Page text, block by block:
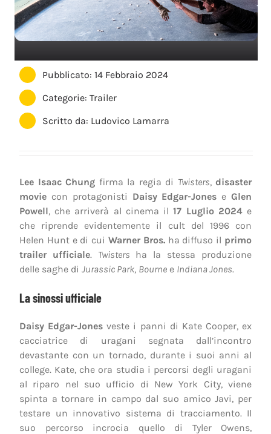
Pubblicato: 14 Febbraio 2024
Categorie:Trailer
Scritto da: Ludovico Lamarra
Lee Isaac Chung firma la regia di Twisters, disaster
movie con protagonisti Daisy Edgar-Jones eGlen
Powell, che arriverà al cinema il17 Luglio 2024e
che riprende evidentemente il cult del 1996 con
Helen Hunt e di cui Warner Bros.ha diffuso il primo
trailer ufficiale. Twisters ha la stessa produzione
delle saghe di Jurassic Park, Bourne e Indiana Jones.
La sinossi ufficiale
Daisy Edgar-Jones veste i panni di Kate Cooper, ex
cacciatrice di uragani segnata dall’incontro
devastante con un tornado, durante i suoi anni al
college. Kate, che ora studia i percorsi degli uragani
al riparo nel suo ufficio di New York City, viene
spinta a tornare in campo dal suo amico Javi, per
testare un innovativo sistema di tracciamento. Il
suo percorso incrocia quello di Tyler Owens,